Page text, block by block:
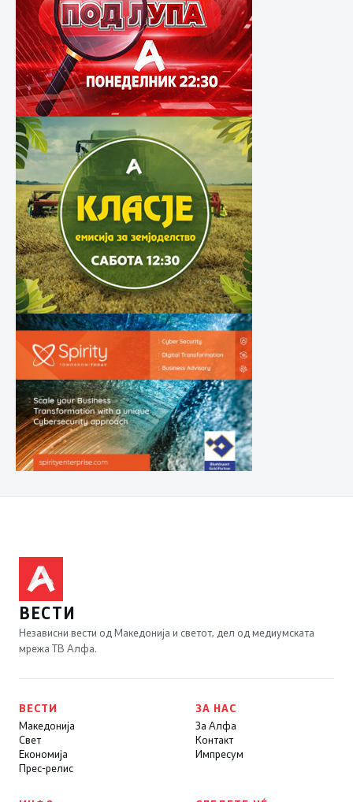
ВЕСТИ
Независни вести од Македонија и светот, дел од медиумската
мрежа ТВ Алфа.
ВЕСТИ
Македонија
Свет
Економија
Прес-релис
ЗА НАС
За Алфа
Контакт
Импресум